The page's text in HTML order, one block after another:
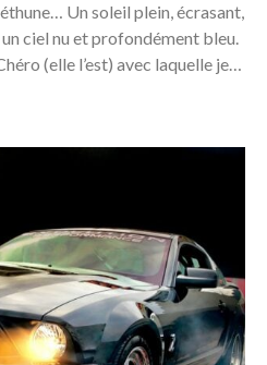
Un soleil plein, écrasant,
ciel nu et profondément bleu.
(elle l’est) avec laquelle je…